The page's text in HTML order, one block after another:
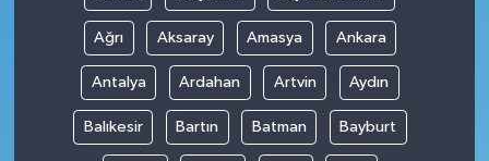
Ağrı Aksaray Amasya Ankara
Antalya Ardahan Artvin Aydın
Balıkesir Bartın Batman Bayburt